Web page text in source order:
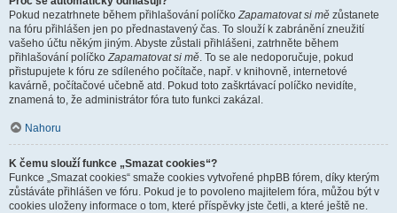
Pokud nezatrhnete během přihlašování políčkoZapamatovat si mě zůstanete
na fóru přihlášen jen po přednastavený čas. To slouží k zabránění zneužití
vašeho účtu někým jiným. Abyste zůstali přihlášeni, zatrhněte během
přihlašování políčkoZapamatovat si mě. To se ale nedoporučuje, pokud
přistupujete k fóru ze sdíleného počítače, např. v knihovně, internetové
kavárně, počítačové učebně atd. Pokud toto zaškrtávací políčko nevidíte,
znamená to, že administrátor fóra tuto funkci zakázal.
Nahoru
K čemu slouží funkce „Smazat cookies“?
Funkce „Smazat cookies“ smaže cookies vytvořené phpBB fórem, díky kterým
zůstáváte přihlášen ve fóru. Pokud je to povoleno majitelem fóra, můžou být v
cookies uloženy informace o tom, které příspěvky jste četli, a které ještě ne.